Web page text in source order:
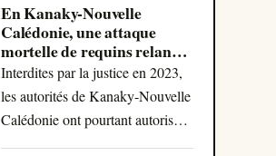
En Kanaky-Nouvelle
Calédonie, une attaque
mortelle de requins relance
le débat sur l’abattage
Interdites par la justice en 2023,
les autorités de Kanaky-Nouvelle
Calédonie ont pourtant autorisé à
nouveau les campagnes